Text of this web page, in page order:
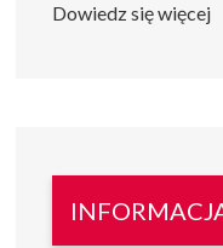
Dowiedz się więcej